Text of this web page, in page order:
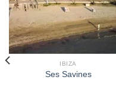
IBIZA
Ses Savines